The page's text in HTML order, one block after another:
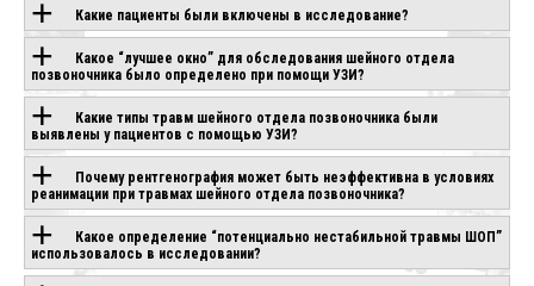
Какие пациенты были включены в исследование?
Какое “лучшее окно” для обследования шейного отдела
позвоночника было определено при помощи УЗИ?
Какие типы травм шейного отдела позвоночника были
выявлены у пациентов с помощью УЗИ?
Почему рентгенография может быть неэффективна в условиях
реанимации при травмах шейного отдела позвоночника?
Какое определение “потенциально нестабильной травмы ШОП”
использовалось в исследовании?
ОБОРУДОВАНИЕ С
ЭТОЙ
ТЕХНОЛОГИЕЙ
AIR
CANON APLIO
BEYOND
Под заказ
CHISON SONOGO
EBIT 90
Под заказ